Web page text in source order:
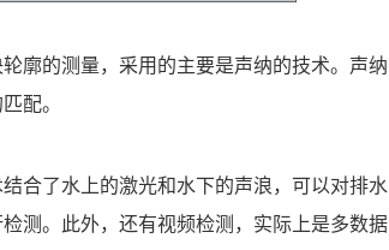
廓的测量，采用的主要是声纳的技术。声纳
配。
合了水上的激光和水下的声浪，可以对排水
测。此外，还有视频检测，实际上是多数据